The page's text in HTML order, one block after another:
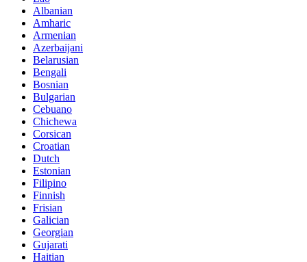
Albanian
Amharic
Armenian
Azerbaijani
Belarusian
Bengali
Bosnian
Bulgarian
Cebuano
Chichewa
Corsican
Croatian
Dutch
Estonian
Filipino
Finnish
Frisian
Galician
Georgian
Gujarati
Haitian